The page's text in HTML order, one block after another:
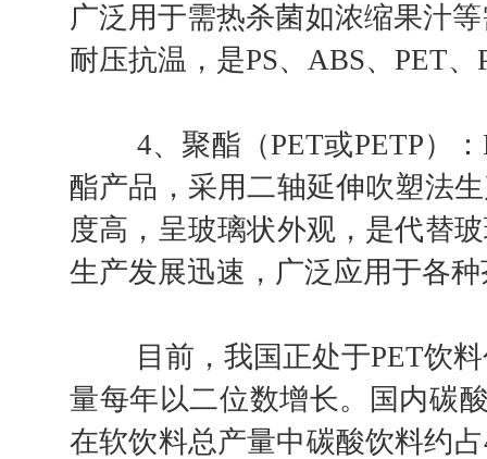
广泛用于需热杀菌如浓缩果汁
耐压抗温，是PS、ABS、PET
4、聚酯（PET或PETP）：
酯产品，采用二轴延伸吹塑法
度高，呈玻璃状外观，是代替
生产发展迅速，广泛应用于各
目前，我国正处于PET饮料
量每年以二位数增长。国内碳
在软饮料总产量中碳酸饮料约